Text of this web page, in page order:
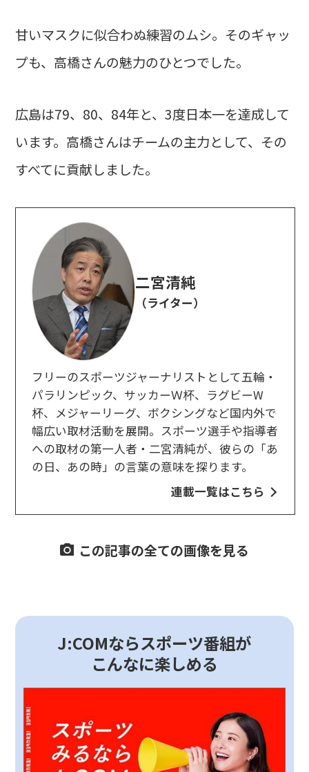
甘いマスクに似合わぬ練習のムシ。そのギャッ
プも、高橋さんの魅力のひとつでした。
広島は79、80、84年と、3度日本一を達成して
います。高橋さんはチームの主力として、その
すべてに貢献しました。
二宮清純
（ライター）
フリーのスポーツジャーナリストとして五輪・
パラリンピック、サッカーＷ杯、ラグビーW
杯、メジャーリーグ、ボクシングなど国内外で
幅広い取材活動を展開。スポーツ選手や指導者
への取材の第一人者・二宮清純が、彼らの「あ
の日、あの時」の言葉の意味を探ります。
連載一覧はこちら
この記事の全ての画像を見る
J:COMならスポーツ番組が
こんなに楽しめる